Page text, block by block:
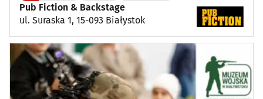
Pub Fiction & Backstage
ul. Suraska 1, 15-093 Białystok